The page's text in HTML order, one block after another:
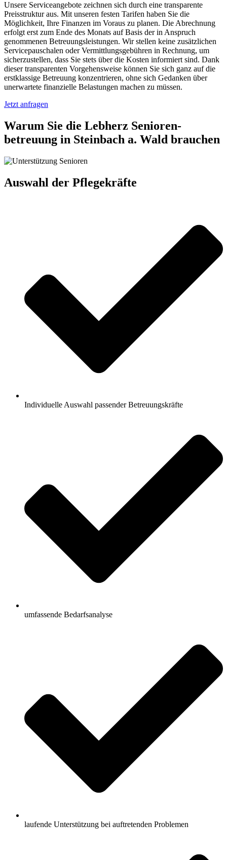
Unsere Serviceangebote zeichnen sich durch eine transparente
Preisstruktur aus. Mit unseren festen Tarifen haben Sie die
Möglichkeit, Ihre Finanzen im Voraus zu planen. Die Abrechnung
erfolgt erst zum Ende des Monats auf Basis der in Anspruch
genommenen Betreuungsleistungen. Wir stellen keine zusätzlichen
Servicepauschalen oder Vermittlungsgebühren in Rechnung, um
sicherzustellen, dass Sie stets über die Kosten informiert sind. Dank
dieser transparenten Vorgehensweise können Sie sich ganz auf die
erstklassige Betreuung konzentrieren, ohne sich Gedanken über
unerwartete finanzielle Belastungen machen zu müssen.
Jetzt anfragen
Warum Sie die Lebherz Senioren­
betreuung in Steinbach a. Wald brauchen
Auswahl der Pflegekräfte
Individuelle Auswahl passender Betreuungskräfte
umfassende Bedarfsanalyse
laufende Unterstützung bei auftretenden Problemen